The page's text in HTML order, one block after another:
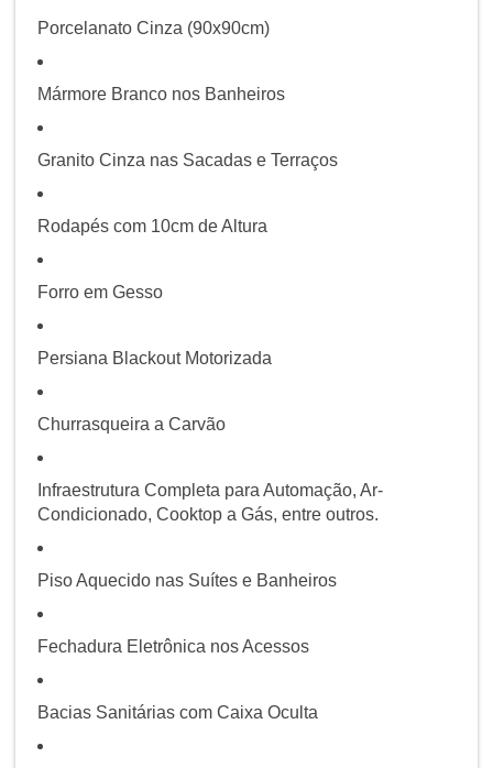
Porcelanato Cinza (90x90cm)
Mármore Branco nos Banheiros
Granito Cinza nas Sacadas e Terraços
Rodapés com 10cm de Altura
Forro em Gesso
Persiana Blackout Motorizada
Churrasqueira a Carvão
Infraestrutura Completa para Automação, Ar-
Condicionado, Cooktop a Gás, entre outros.
Piso Aquecido nas Suítes e Banheiros
Fechadura Eletrônica nos Acessos
Bacias Sanitárias com Caixa Oculta